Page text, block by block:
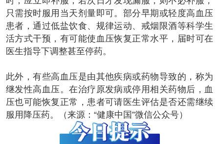
只需按时服用当天剂量即可。部分早期或轻度高血压
患者，通过低盐饮食、规律运动、戒烟限酒等科学生
活方式干预，有可能使血压恢复正常水平，届时可在
医生指导下调整甚至停药。
此外，有些高血压是由其他疾病或药物导致的，称为
继发性高血压。在治疗原发病或停用相关药物后，血
压也可能恢复正常，患者可请医生评估是否还需继续
服用降压药。（来源：“健康中国”微信公众号）